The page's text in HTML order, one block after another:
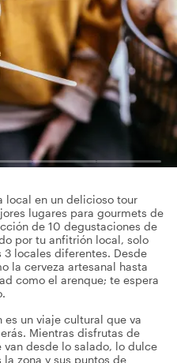
local en un delicioso tour
lugares para gourmets de
de 10 degustaciones de
por tu anfitrión local, solo
locales diferentes. Desde
la cerveza artesanal hasta
como el arenque; te espera
es un viaje cultural que va
Mientras disfrutas de
desde lo salado, lo dulce
zona y sus puntos de